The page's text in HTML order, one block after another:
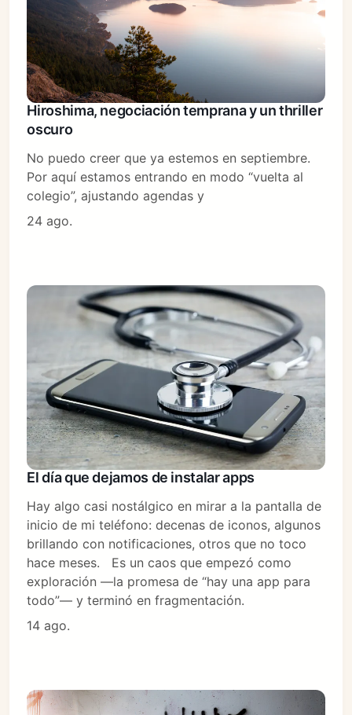
Hiroshima, negociación temprana y un thriller
oscuro
No puedo creer que ya estemos en septiembre.
Por aquí estamos entrando en modo “vuelta al
colegio”, ajustando agendas y
24 ago.
El día que dejamos de instalar apps
Hay algo casi nostálgico en mirar a la pantalla de
inicio de mi teléfono: decenas de iconos, algunos
brillando con notificaciones, otros que no toco
hace meses. Es un caos que empezó como
exploración —la promesa de “hay una app para
todo”— y terminó en fragmentación.
14 ago.